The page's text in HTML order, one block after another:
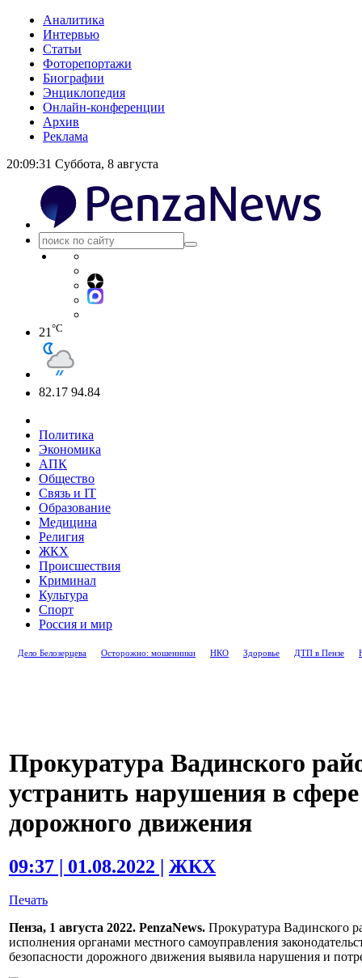
Аналитика
Интервью
Статьи
Фоторепортажи
Биографии
Энциклопедия
Онлайн-конференции
Архив
Реклама
20:09:31 Суббота, 8 августа
21 °C
82.17 94.84
Политика
Экономика
АПК
Общество
Связь и IT
Образование
Медицина
Религия
ЖКХ
Происшествия
Криминал
Культура
Спорт
Россия и мир
Дело Белозерцева Осторожно: мошенники НКО Здоровье ДТП в Пензе
Прокуратура Вадинского
устранить нарушения в
дорожного движения
09:37 | 01.08.2022 | ЖКХ
Печать
Пенза, 1 августа 2022. PenzaNews. Прокуратура Вадинского
исполнения органами местного самоуправления
безопасности дорожного движения выявила нарушения и